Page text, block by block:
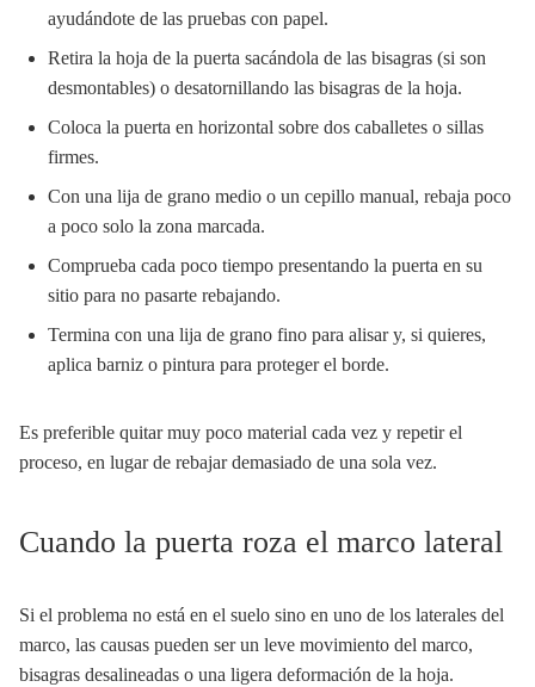
ayudándote de las pruebas con papel.
Retira la hoja de la puerta sacándola de las bisagras (si son
desmontables) o desatornillando las bisagras de la hoja.
Coloca la puerta en horizontal sobre dos caballetes o sillas
firmes.
Con una lija de grano medio o un cepillo manual, rebaja poco
a poco solo la zona marcada.
Comprueba cada poco tiempo presentando la puerta en su
sitio para no pasarte rebajando.
Termina con una lija de grano fino para alisar y, si quieres,
aplica barniz o pintura para proteger el borde.
Es preferible quitar muy poco material cada vez y repetir el
proceso, en lugar de rebajar demasiado de una sola vez.
Cuando la puerta roza el marco lateral
Si el problema no está en el suelo sino en uno de los laterales del
marco, las causas pueden ser un leve movimiento del marco,
bisagras desalineadas o una ligera deformación de la hoja.